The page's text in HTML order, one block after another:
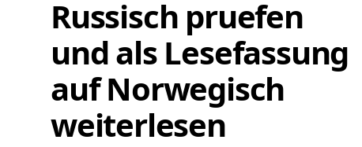
Russisch pruefen
und als Lesefassung
auf Norwegisch
weiterlesen